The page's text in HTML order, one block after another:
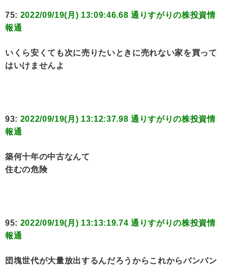
75: 2022/09/19(月) 13:09:46.68 通りすがりの株投資情
報通
いくら安くても次に売りたいときに売れない家を買って
はいけませんよ
93: 2022/09/19(月) 13:12:37.98 通りすがりの株投資情
報通
築何十年の中古なんて
住むの危険
95: 2022/09/19(月) 13:13:19.74 通りすがりの株投資情
報通
団塊世代が大量放出するんだろうからこれからバンバン